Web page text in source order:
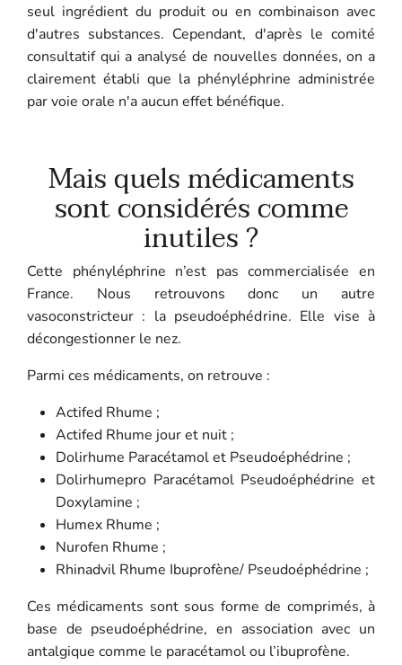
seul ingrédient du produit ou en combinaison avec
d'autres substances. Cependant, d'après le comité
consultatif qui a analysé de nouvelles données, on a
clairement établi que la phényléphrine administrée
par voie orale n'a aucun effet bénéfique.
Mais quels médicaments
sont considérés comme
inutiles ?
Cette phényléphrine n’est pas commercialisée en
France. Nous retrouvons donc un autre
vasoconstricteur : la pseudoéphédrine. Elle vise à
décongestionner le nez.
Parmi ces médicaments, on retrouve :
Actifed Rhume ;
Actifed Rhume jour et nuit ;
Dolirhume Paracétamol et Pseudoéphédrine ;
Dolirhumepro Paracétamol Pseudoéphédrine et
Doxylamine ;
Humex Rhume ;
Nurofen Rhume ;
Rhinadvil Rhume Ibuprofène/ Pseudoéphédrine ;
Ces médicaments sont sous forme de comprimés, à
base de pseudoéphédrine, en association avec un
antalgique comme le paracétamol ou l’ibuprofène.